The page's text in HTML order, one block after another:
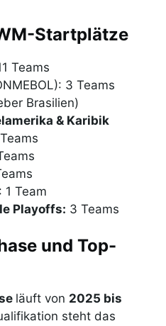
Startplätze
Teams
3 Teams
Brasilien)
& Karibik
1 Team
Playoffs: 3 Teams
und Top-
läuft von 2025 bis
steht das